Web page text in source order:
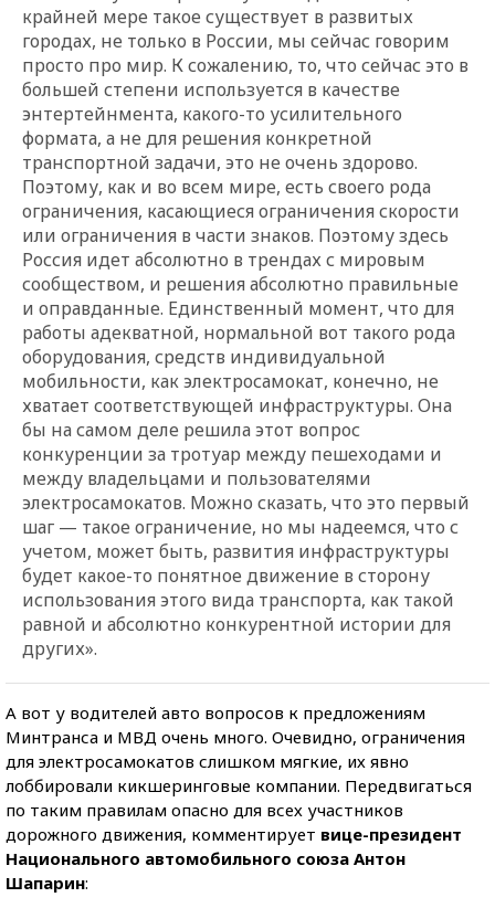
крайней мере такое существует в развитых
городах, не только в России, мы сейчас говорим
просто про мир. К сожалению, то, что сейчас это в
большей степени используется в качестве
энтертейнмента, какого-то усилительного
формата, а не для решения конкретной
транспортной задачи, это не очень здорово.
Поэтому, как и во всем мире, есть своего рода
ограничения, касающиеся ограничения скорости
или ограничения в части знаков. Поэтому здесь
Россия идет абсолютно в трендах с мировым
сообществом, и решения абсолютно правильные
и оправданные. Единственный момент, что для
работы адекватной, нормальной вот такого рода
оборудования, средств индивидуальной
мобильности, как электросамокат, конечно, не
хватает соответствующей инфраструктуры. Она
бы на самом деле решила этот вопрос
конкуренции за тротуар между пешеходами и
между владельцами и пользователями
электросамокатов. Можно сказать, что это первый
шаг — такое ограничение, но мы надеемся, что с
учетом, может быть, развития инфраструктуры
будет какое-то понятное движение в сторону
использования этого вида транспорта, как такой
равной и абсолютно конкурентной истории для
других».
А вот у водителей авто вопросов к предложениям
Минтранса и МВД очень много. Очевидно, ограничения
для электросамокатов слишком мягкие, их явно
лоббировали кикшеринговые компании. Передвигаться
по таким правилам опасно для всех участников
дорожного движения, комментирует вице-президент
Национального автомобильного союза Антон
Шапарин: